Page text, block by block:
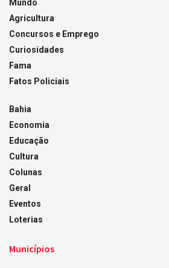
Mundo
Agricultura
Concursos e Emprego
Curiosidades
Fama
Fatos Policiais
Bahia
Economia
Educação
Cultura
Colunas
Geral
Eventos
Loterias
Municípios